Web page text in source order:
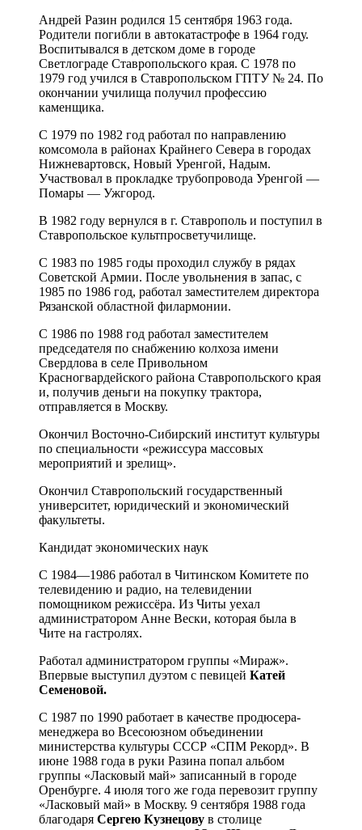
Андрей Разин родился 15 сентября 1963 года.
Родители погибли в автокатастрофе в 1964 году.
Воспитывался в детском доме в городе
Светлограде Ставропольского края. С 1978 по
1979 год учился в Ставропольском ГПТУ № 24. По
окончании училища получил профессию
каменщика.
С 1979 по 1982 год работал по направлению
комсомола в районах Крайнего Севера в городах
Нижневартовск, Новый Уренгой, Надым.
Участвовал в прокладке трубопровода Уренгой —
Помары — Ужгород.
В 1982 году вернулся в г. Ставрополь и поступил в
Ставропольское культпросветучилище.
С 1983 по 1985 годы проходил службу в рядах
Советской Армии. После увольнения в запас, с
1985 по 1986 год, работал заместителем директора
Рязанской областной филармонии.
С 1986 по 1988 год работал заместителем
председателя по снабжению колхоза имени
Свердлова в селе Привольном
Красногвардейского района Ставропольского края
и, получив деньги на покупку трактора,
отправляется в Москву.
Окончил Восточно-Сибирский институт культуры
по специальности «режиссура массовых
мероприятий и зрелищ».
Окончил Ставропольский государственный
университет, юридический и экономический
факультеты.
Кандидат экономических наук
С 1984—1986 работал в Читинском Комитете по
телевидению и радио, на телевидении
помощником режиссёра. Из Читы уехал
администратором Анне Вески, которая была в
Чите на гастролях.
Работал администратором группы «Мираж».
Впервые выступил дуэтом с певицей Катей
Семеновой.
С 1987 по 1990 работает в качестве продюсера-
менеджера во Всесоюзном объединении
министерства культуры СССР «СПМ Рекорд». В
июне 1988 года в руки Разина попал альбом
группы «Ласковый май» записанный в городе
Оренбурге. 4 июля того же года перевозит группу
«Ласковый май» в Москву. 9 сентября 1988 года
благодаря Сергею Кузнецову в столице